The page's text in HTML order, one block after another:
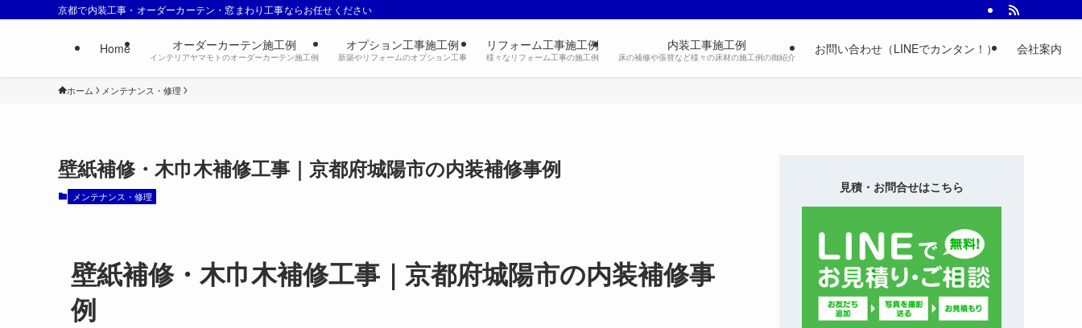
京都で内装工事・オーダーカーテン・窓まわり工事ならお任せください
Home オーダーカーテン施工例
インテリアヤマモトのオーダーカーテン施工例
オプション工事施工例
新築やリフォームのオプション工事
リフォーム工事施工例
様々なリフォーム工事の施工例
内装工事施工例
床の補修や張替など様々の床材の施工例の御紹介
お問い合わせ（LINEでカンタン！） 会社案内
ホーム メンテナンス・修理
壁紙補修・木巾木補修工事｜京都府城陽市の内装補修事例
メンテナンス・修理
壁紙補修・木巾木補修工事｜京都府城陽市の内装補修事
例
見積・お問合せはこちら